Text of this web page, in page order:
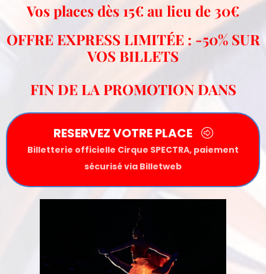
Vos places dès 15€ au lieu de 30€
OFFRE EXPRESS LIMITÉE : -50% SUR
VOS BILLETS
FIN DE LA PROMOTION DANS
RESERVEZ VOTRE PLACE
Billetterie officielle Cirque SPECTRA, paiement
sécurisé via Billetweb